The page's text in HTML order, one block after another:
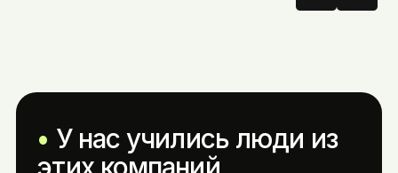
У нас учились люди из